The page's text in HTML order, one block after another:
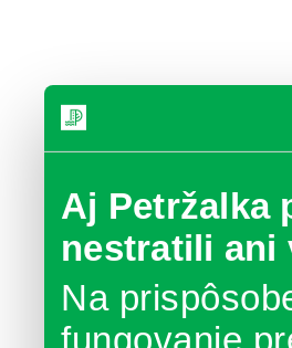
Aj Petržalka
nestratili ani
Na